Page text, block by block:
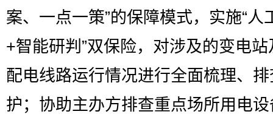
案、一点一策”的保障模式，实施“人
+智能研判”双保险，对涉及的变电
配电线路运行情况进行全面梳理、
护；协助主办方排查重点场所用电